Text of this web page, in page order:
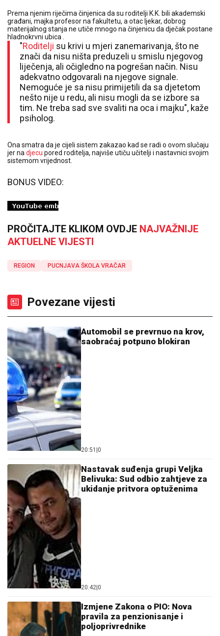
Prema njenim riječima činjenica da su roditelji K.K. bili akademski
građani, majka profesor na fakultetu, a otac ljekar, dobrog
materijalnog stanja ne utiče mnogo na činjenicu da dječak postane
hladnokrvni ubica .
"Roditelji su krivi u mjeri zanemarivanja, što ne
znači da nisu ništa preduzeli u smislu njegovog
liječenja, ali očigledno na pogrešan način. Nisu
adekvatno odgovarali na njegove signale.
Nemoguće je sa nisu primijetili da sa djetetom
nešto nije u redu, ali nisu mogli da se izbore sa
tim. Ne treba sad sve svaliti na oca i majku", kaže
psiholog.
Ona smatra da je cijeli sistem zakazao kad se radi o ovom slučaju
jer na djecu pored roditelja, najviše utiču učitelji i nastavnici svojim
sistemom vrijednost.
BONUS VIDEO:
PROČITAJTE KLIKOM OVDJE NAJVAŽNIJE
AKTUELNE VIJESTI
REGION PUCNJAVA ŠKOLA VRAČAR
Povezane vijesti
Automobil se prevrnuo na krov,
saobraćaj potpuno blokiran
20:51 0
Nastavak suđenja grupi Veljka
Belivuka: Sud odbio zahtjeve za
ukidanje pritvora optuženima
20:42 0
Izmjene Zakona o PIO: Nova
pravila za penzionisanje i
poljoprivrednike